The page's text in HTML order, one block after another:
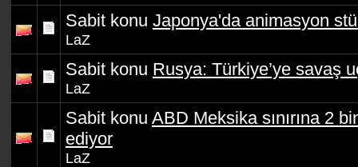
Sabit konu Japonya'da animasyon
LaZ
Sabit konu Rusya: Türkiye’ye savaş
LaZ
Sabit konu ABD Meksika sınırına 2
ediyor
LaZ